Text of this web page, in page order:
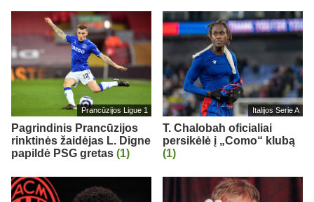
Prancūzijos Ligue 1
Pagrindinis Prancūzijos
rinktinės žaidėjas L. Digne
papildė PSG gretas (1)
Italijos Serie A
T. Chalobah oficialiai
persikėlė į „Como“ klubą
(1)